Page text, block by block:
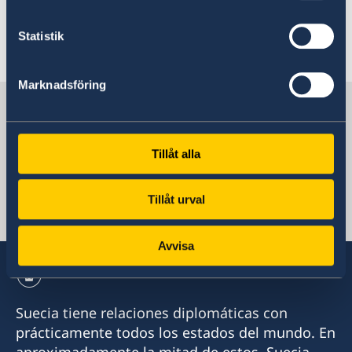
Statistik
Marknadsföring
Tillåt alla
Tillåt urval
Avvisa
Embajada de Suecia
Chile, Santiago de Chile
Suecia tiene relaciones diplomáticas con
prácticamente todos los estados del mundo. En